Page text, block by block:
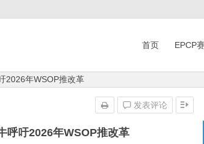
首页 EPCP
2026年WSOP推改革
呼吁2026年WSOP推改革
发表评论